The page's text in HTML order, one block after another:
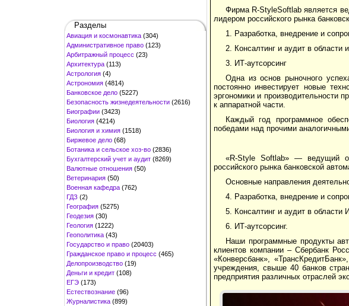
Разделы
Авиация и космонавтика (304)
Административное право (123)
Арбитражный процесс (23)
Архитектура (113)
Астрология (4)
Астрономия (4814)
Банковское дело (5227)
Безопасность жизнедеятельности (2616)
Биографии (3423)
Биология (4214)
Биология и химия (1518)
Биржевое дело (68)
Ботаника и сельское хоз-во (2836)
Бухгалтерский учет и аудит (8269)
Валютные отношения (50)
Ветеринария (50)
Военная кафедра (762)
ГДЗ (2)
География (5275)
Геодезия (30)
Геология (1222)
Геополитика (43)
Государство и право (20403)
Гражданское право и процесс (465)
Делопроизводство (19)
Деньги и кредит (108)
ЕГЭ (173)
Естествознание (96)
Журналистика (899)
Фирма R-StyleSoftlab является
лидером российского рынка
1. Разработка, внедрение и
2. Консалтинг и аудит в области
3. ИТ-аутсорсинг
Одна из основ рыночного
постоянно инвестирует новые
эргономики и производительности
к аппаратной части.
Каждый год программное
победами над прочими
«R-Style Softlab» — ведущий
российского рынка банковской
Основные направления
4. Разработка, внедрение и
5. Консалтинг и аудит в области
6. ИТ-аутсорсинг.
Наши программные продукты
клиентов компании – Сбербанк
«Конверсбанк»,
учреждения, свыше 40 банков
предприятия различных отраслей